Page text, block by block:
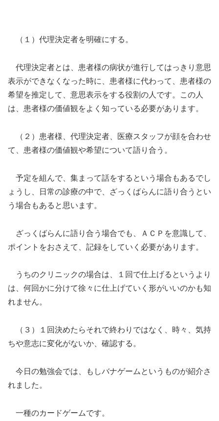
（１）代理決定者を明確にする。
代理決定者とは、患者様の病状が進行してはっきり意思
表示ができなくなった時に、患者様に代わって、患者様の
希望を推定して、意思表示をする役割の人です。この人
は、患者様の価値観をよく知っている必要があります。
（２）患者様、代理決定者、医療スタッフが顔を合わせ
て、患者様の価値観や希望について語り合う。
予定を組んで、集まって話をするという場合もあるでし
ょうし、日常の診療の中で、ざっくばらんに語り合うとい
う場合もあると思います。
ざっくばらんに語り合う場合でも、ＡＣＰを意識して、
ポイントをおさえて、記録をしていく必要があります。
うちのクリニックの場合は、１回で仕上げるというより
は、何回かに分けて徐々に仕上げていく形がいいのかも知
れません。
（３）１回決めたらそれで終わりではなく、時々、気持
ちや意志に変化がないか、確認する。
今日の勉強会では、もしバナゲームというものが紹介さ
れました。
一種のカードゲームです。